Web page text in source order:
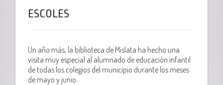
ESCOLES
Un año más, la biblioteca de Mislata ha hecho una
visita muy especial al alumnado de educación infantil
de todas los colegios del municipio durante los meses
de mayo y junio.